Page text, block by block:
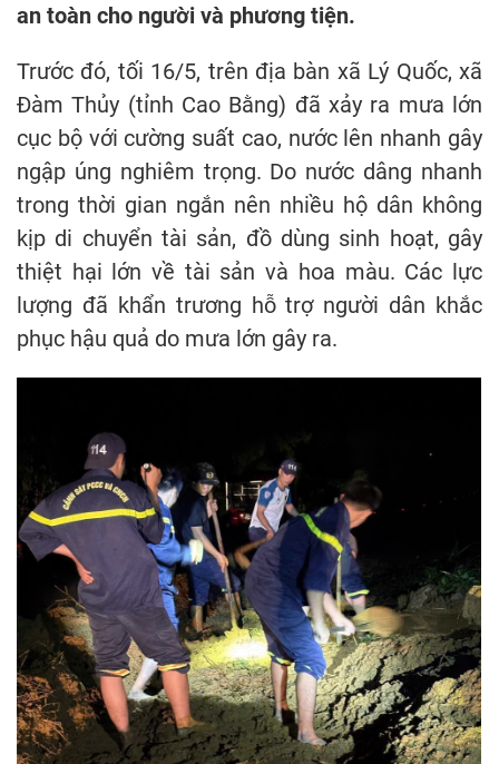
an toàn cho người và phương tiện.
Trước đó, tối 16/5, trên địa bàn xã Lý Quốc, xã
Đàm Thủy (tỉnh Cao Bằng) đã xảy ra mưa lớn
cục bộ với cường suất cao, nước lên nhanh gây
ngập úng nghiêm trọng. Do nước dâng nhanh
trong thời gian ngắn nên nhiều hộ dân không
kịp di chuyển tài sản, đồ dùng sinh hoạt, gây
thiệt hại lớn về tài sản và hoa màu. Các lực
lượng đã khẩn trương hỗ trợ người dân khắc
phục hậu quả do mưa lớn gây ra.